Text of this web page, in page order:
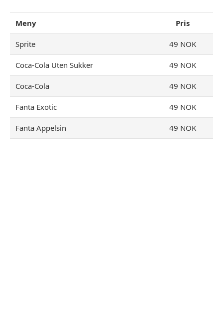
Meny Pris
Sprite 49 NOK
Coca-Cola Uten Sukker 49 NOK
Coca-Cola 49 NOK
Fanta Exotic 49 NOK
Fanta Appelsin 49 NOK